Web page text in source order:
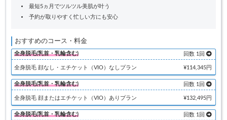
最短5ヵ月でツルツル美肌が叶う
予約が取りやすく忙しい方にも安心
おすすめのコース・料金
全身脱毛(乳首・乳輪含む) 回数 1回
全身脱毛 顔なし・エチケット（VIO）なしプラン ¥114,345円
全身脱毛(乳首・乳輪含む) 回数 1回
全身脱毛 顔またはエチケット（VIO）ありプラン ¥132,495円
全身脱毛(乳首・乳輪含む) 回数 1回